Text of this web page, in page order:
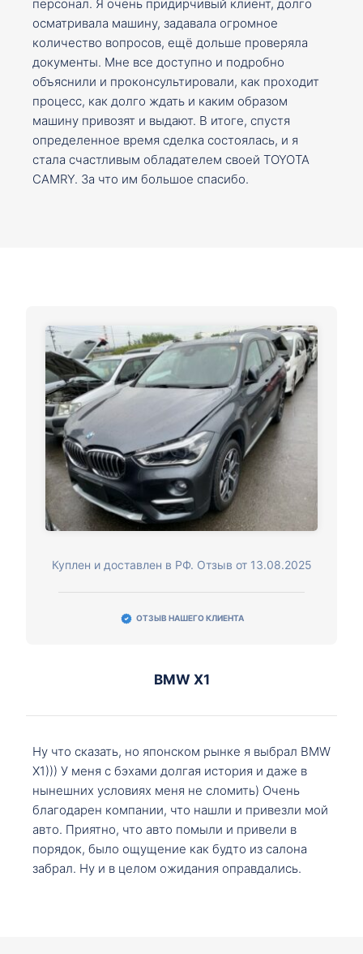
персонал. Я очень придирчивый клиент, долго
осматривала машину, задавала огромное
количество вопросов, ещё дольше проверяла
документы. Мне все доступно и подробно
объяснили и проконсультировали, как проходит
процесс, как долго ждать и каким образом
машину привозят и выдают. В итоге, спустя
определенное время сделка состоялась, и я
стала счастливым обладателем своей TOYOTA
CAMRY. За что им большое спасибо.
Куплен и доставлен в РФ. Отзыв от 13.08.2025
ОТЗЫВ НАШЕГО КЛИЕНТА
BMW X1
Ну что сказать, но японском рынке я выбрал BMW
X1))) У меня с бэхами долгая история и даже в
нынешних условиях меня не сломить) Очень
благодарен компании, что нашли и привезли мой
авто. Приятно, что авто помыли и привели в
порядок, было ощущение как будто из салона
забрал. Ну и в целом ожидания оправдались.